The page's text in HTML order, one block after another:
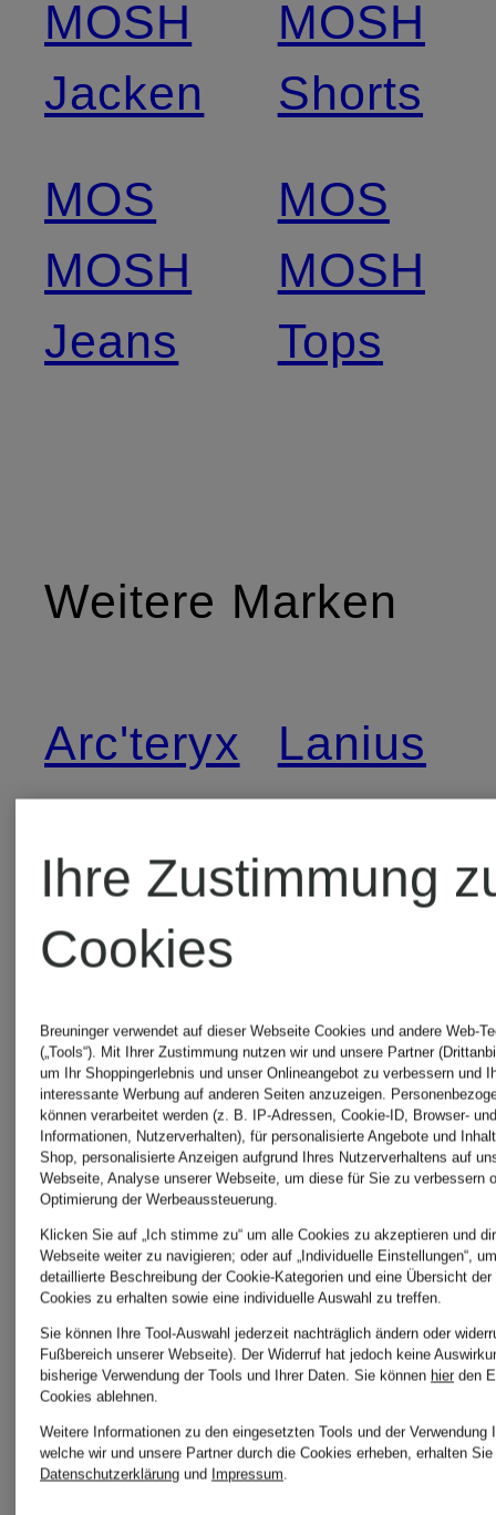
MOSH
Jacken
MOS
MOSH
Jeans
MOSH
Shorts
MOS
MOSH
Tops
Weitere Marken
Arc'teryx
Armani
Exchange
Aubade
Bella
Dahl
Betty&co
Carlo
Colucci
Lanius
Stories
Marella
Missoni
Robe
Légère
Ihre Zustimmung
Cookies
Breuninger verwendet auf dieser Webseite Cookies und andere Web-
(„Tools“). Mit Ihrer Zustimmung nutzen wir und unsere Partner
um Ihr Shoppingerlebnis und unser Onlineangebot zu verbessern und
interessante Werbung auf anderen Seiten anzuzeigen.
können verarbeitet werden (z. B. IP-Adressen, Cookie-ID, Browser-
Informationen, Nutzerverhalten), für personalisierte Angebote und
Shop, personalisierte Anzeigen aufgrund Ihres Nutzerverhaltens auf
Webseite, Analyse unserer Webseite, um diese für Sie zu verbessern
Optimierung der Werbeaussteuerung.
Klicken Sie auf „Ich stimme zu“ um alle Cookies zu akzeptieren und
Webseite weiter zu navigieren; oder auf „Individuelle Einstellungen“,
detaillierte Beschreibung der Cookie-Kategorien und eine Übersicht
Cookies zu erhalten sowie eine individuelle Auswahl zu treffen.
Sie können Ihre Tool-Auswahl jederzeit nachträglich ändern oder
Fußbereich unserer Webseite). Der Widerruf hat jedoch keine
bisherige Verwendung der Tools und Ihrer Daten. Sie können hier den
Cookies ablehnen.
Weitere Informationen zu den eingesetzten Tools und der Verwendung
welche wir und unsere Partner durch die Cookies erheben, erhalten
Datenschutzerklärung und Impressum.